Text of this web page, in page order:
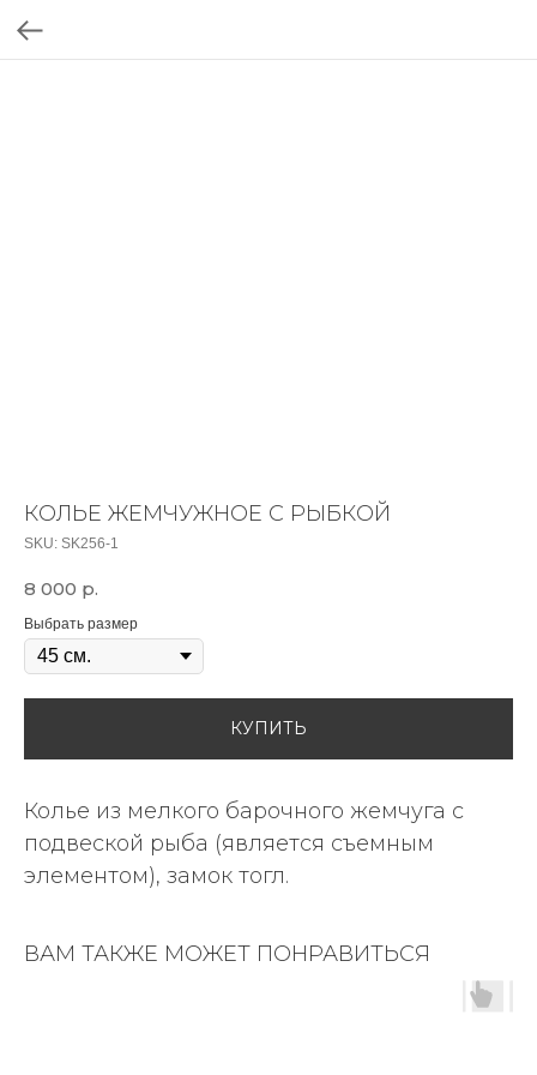
КОЛЬЕ ЖЕМЧУЖНОЕ С РЫБКОЙ
SKU: SK256-1
8 000 р.
Выбрать размер
КУПИТЬ
Колье из мелкого барочного жемчуга с
подвеской рыба (является съемным
элементом), замок тогл.
ВАМ ТАКЖЕ МОЖЕТ ПОНРАВИТЬСЯ